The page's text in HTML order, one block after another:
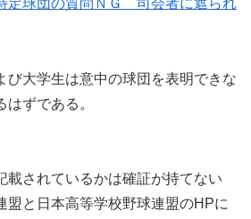
び大学生は意中の球団を表明できな
ずである。
載されているかは確証が持てない
盟と日本高等学校野球連盟のHPに